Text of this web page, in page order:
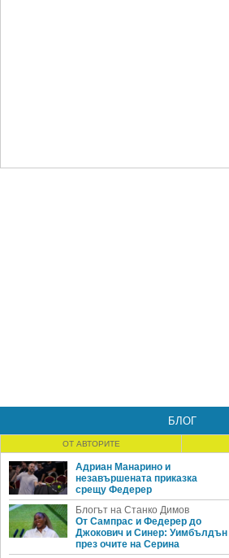
БЛОГ
ОТ АВТОРИТЕ
Адриан Манарино и
незавършената приказка
срещу Федерер
Блогът на Станко Димов
От Сампрас и Федерер до
Джокович и Синер: Уимбълдън
през очите на Серина